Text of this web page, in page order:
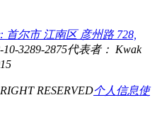
首尔市 江南区 彦州路 728,
3289-2875代表者： Kwak
RESERVED个人信息使